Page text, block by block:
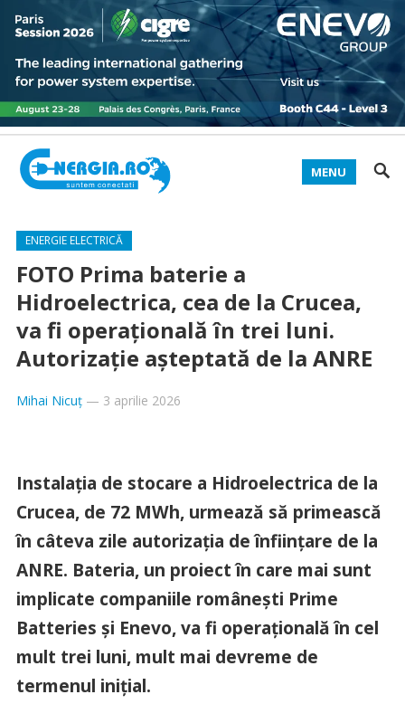
MENU
ENERGIE ELECTRICĂ
FOTO Prima baterie a
Hidroelectrica, cea de la Crucea,
va fi operațională în trei luni.
Autorizație așteptată de la ANRE
Mihai Nicuț— 3 aprilie 2026
Instalația de stocare a Hidroelectrica de la
Crucea, de 72 MWh, urmează să primească
în câteva zile autorizația de înființare de la
ANRE. Bateria, un proiect în care mai sunt
implicate companiile românești Prime
Batteries și Enevo, va fi operațională în cel
mult trei luni, mult mai devreme de
termenul inițial.